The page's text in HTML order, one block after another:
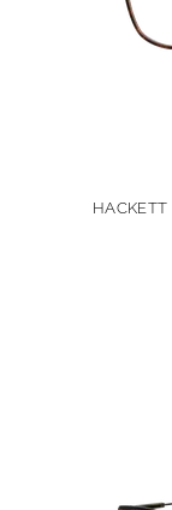
HACKETT